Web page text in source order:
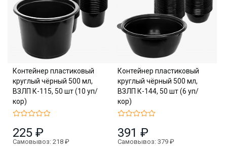
Контейнер пластиковый
круглый чёрный 500 мл,
ВЗЛП К-115, 50 шт (10 уп/
кор)
225 ₽
Самовывоз: 218 ₽
Контейнер пластиковый
круглый чёрный 500 мл,
ВЗЛП К-144, 50 шт (6 уп/
кор)
391 ₽
Самовывоз: 379 ₽